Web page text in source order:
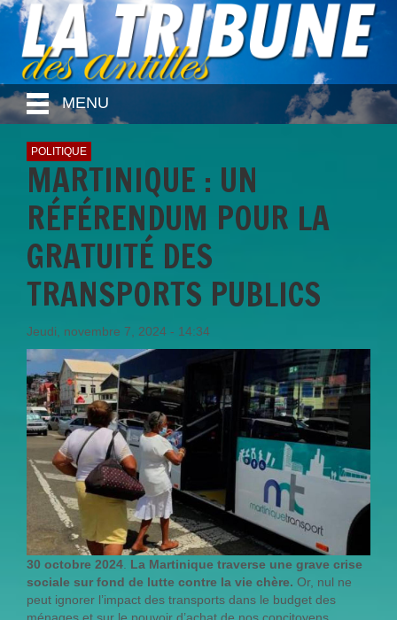
MENU
POLITIQUE
MARTINIQUE : UN
RÉFÉRENDUM POUR LA
GRATUITÉ DES
TRANSPORTS PUBLICS
Jeudi, novembre 7, 2024 - 14:34
30 octobre 2024 La Martinique traverse une grave crise
sociale sur fond de lutte contre la vie chère. Or, nul ne
peut ignorer l’impact des transports dans le budget des
ménages et sur le pouvoir d’achat de nos concitoyens.